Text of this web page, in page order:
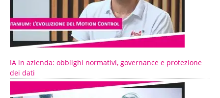
IA in azienda: obblighi normativi, governance e protezione
dei dati